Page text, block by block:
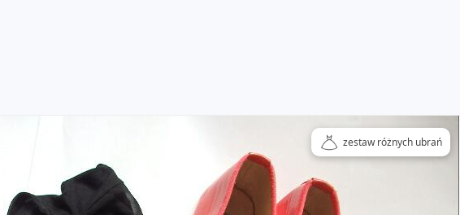
zestaw różnych ubrań